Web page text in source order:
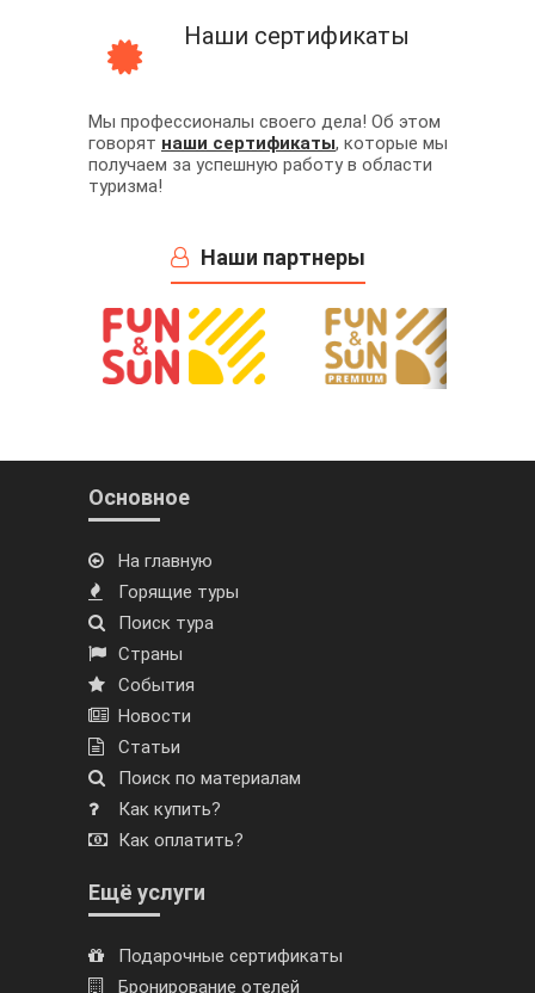
Наши сертификаты
Мы профессионалы своего дела! Об этом
говорят наши сертификаты, которые мы
получаем за успешную работу в области
туризма!
Наши партнеры
Основное
На главную
Горящие туры
Поиск тура
Страны
События
Новости
Статьи
Поиск по материалам
Как купить?
Как оплатить?
Ещё услуги
Подарочные сертификаты
Бронирование отелей